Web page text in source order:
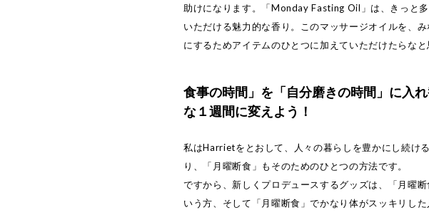
助けになります。「Monday Fasting Oil」は、きっと多
いただける魅力的な香り。このマッサージオイルを、
にするためアイテムのひとつに加えていただけたらなと
食事の時間」を「自分磨きの時間」に入
な１週間に変えよう！
私はHarrietをとおして、人々の暮らしを豊かにし続け
り、「月曜断食」もそのためのひとつの方法です。
ですから、新しくプロデュースするグッズは、「月曜
いう方、そして「月曜断食」でかなり体がスッキリし